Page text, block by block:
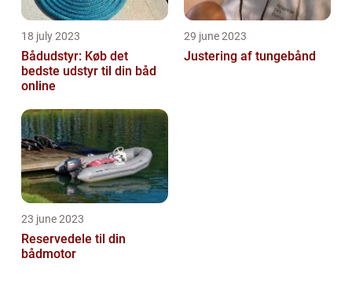
18 july 2023
Bådudstyr: Køb det
bedste udstyr til din båd
online
29 june 2023
Justering af tungebånd
23 june 2023
Reservedele til din
bådmotor